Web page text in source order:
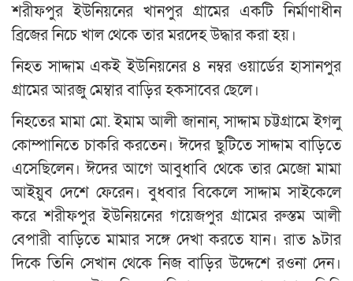
শরীফপুর ইউনিয়নের খানপুর গ্রামের একটি নির্মাণাধীন
ব্রিজের নিচে খাল থেকে তার মরদেহ উদ্ধার করা হয়।
নিহত সাদ্দাম একই ইউনিয়নের ৪ নম্বর ওয়ার্ডের হাসানপুর
গ্রামের আরজু মেম্বার বাড়ির হকসাবের ছেলে।
নিহতের মামা মো. ইমাম আলী জানান, সাদ্দাম চট্টগ্রামে ইগলু
কোম্পানিতে চাকরি করতেন। ঈদের ছুটিতে সাদ্দাম বাড়িতে
এসেছিলেন। ঈদের আগে আবুধাবি থেকে তার মেজো মামা
আইয়ুব দেশে ফেরেন। বুধবার বিকেলে সাদ্দাম সাইকেলে
করে শরীফপুর ইউনিয়নের গয়েজপুর গ্রামের রুস্তম আলী
বেপারী বাড়িতে মামার সঙ্গে দেখা করতে যান। রাত ৯টার
দিকে তিনি সেখান থেকে নিজ বাড়ির উদ্দেশে রওনা দেন।